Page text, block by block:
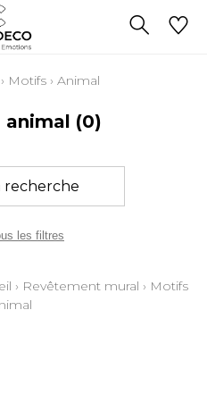
› Motifs › Animal
animal (0)
recherche
les filtres
› Revêtement mural › Motifs